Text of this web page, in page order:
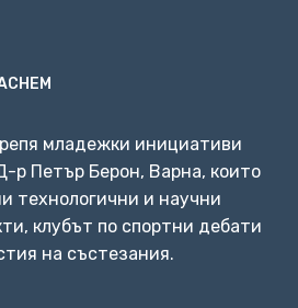
материя ще паднепод
на вакуума, описана от
В този момент тъмната
разширяването.
младежки инициативи
р Петър Берон, Варна, които
технологични и научни
клубът по спортни дебати
на състезания.